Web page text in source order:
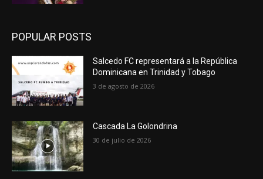
POPULAR POSTS
Salcedo FC representará a la República
Dominicana en Trinidad y Tobago
3 de agosto de 2026
Cascada La Golondrina
30 de julio de 2026